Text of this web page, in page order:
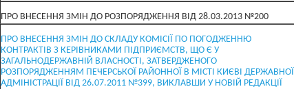
ПРО ВНЕСЕННЯ ЗМІН ДО РОЗПОРЯДЖЕННЯ ВІД 28.03.2013 №200
ПРО ВНЕСЕННЯ ЗМІН ДО СКЛАДУ КОМІСІЇ ПО ПОГОДЖЕННЮ
КОНТРАКТІВ З КЕРІВНИКАМИ ПІДПРИЄМСТВ, ЩО Є У
ЗАГАЛЬНОДЕРЖАВНІЙ ВЛАСНОСТІ, ЗАТВЕРДЖЕНОГО
РОЗПОРЯДЖЕННЯМ ПЕЧЕРСЬКОЇ РАЙОННОЇ В МІСТІ КИЄВІ ДЕРЖАВНОЇ
АДМІНІСТРАЦІЇ ВІД 26.07.2011 №399, ВИКЛАВШИ У НОВІЙ РЕДАКЦІЇ